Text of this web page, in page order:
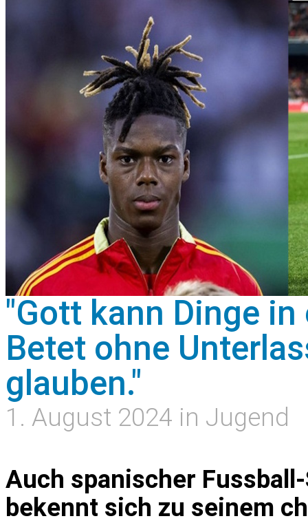
"Gott kann Dinge
Betet ohne
glauben."
1. August 2024 in Jugend
Auch spanischer
bekennt sich zu seinem